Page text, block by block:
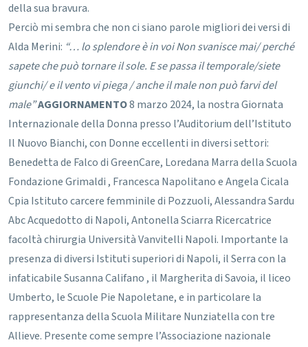
della sua bravura.
Perciò mi sembra che non ci siano parole migliori dei versi di
Alda Merini: “… lo splendore è in voiNon svanisce mai/ perché
sapete che può tornare il sole. E se passa il temporale/siete
giunchi/ e il vento vi piega / anche il male non può farvi del
male”AGGIORNAMENTO8 marzo 2024, la nostra Giornata
Internazionale della Donna presso l’Auditorium dell’Istituto
Il Nuovo Bianchi, con Donne eccellenti in diversi settori:
Benedetta de Falco di GreenCare, Loredana Marra della Scuola
Fondazione Grimaldi , Francesca Napolitano e Angela Cicala
Cpia Istituto carcere femminile di Pozzuoli, Alessandra Sardu
Abc Acquedotto di Napoli, Antonella Sciarra Ricercatrice
facoltà chirurgia Università Vanvitelli Napoli. Importante la
presenza di diversi Istituti superiori di Napoli, il Serra con la
infaticabile Susanna Califano , il Margherita di Savoia, il liceo
Umberto, le Scuole Pie Napoletane, e in particolare la
rappresentanza della Scuola Militare Nunziatella con tre
Allieve. Presente come sempre l’Associazione nazionale